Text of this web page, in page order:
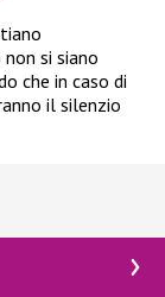
si siano
che in caso di
il silenzio